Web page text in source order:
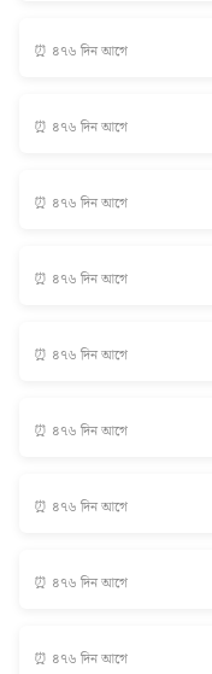
⏰ ৪৭৬ দিন আগে
⏰ ৪৭৬ দিন আগে
⏰ ৪৭৬ দিন আগে
⏰ ৪৭৬ দিন আগে
⏰ ৪৭৬ দিন আগে
⏰ ৪৭৬ দিন আগে
⏰ ৪৭৬ দিন আগে
⏰ ৪৭৬ দিন আগে
⏰ ৪৭৬ দিন আগে